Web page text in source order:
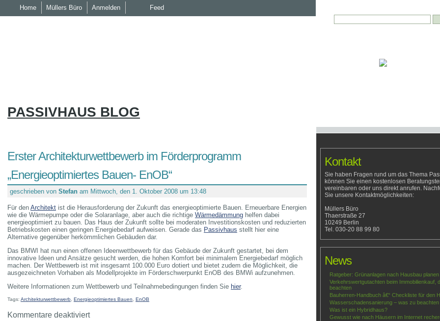
PASSIVHAUS BLOG
Erster Architekturwettbewerb im Förderprogramm
„Energieoptimiertes Bauen- EnOB“
geschrieben von Stefan am Mittwoch, den 1. Oktober 2008 um 13:48
Für den Architekt ist die Herausforderung der Zukunft das energieoptimierte Bauen. Erneuerbare Energien
wie die Wärmepumpe oder die Solaranlage, aber auch die richtige Wärmedämmung helfen dabei
energieoptimiert zu bauen. Das Haus der Zukunft sollte bei moderaten Investitionskosten und reduzierten
Betriebskosten einen geringen Energiebedarf aufweisen. Gerade das Passivhaus stellt hier eine
Alternative gegenüber herkömmlichen Gebäuden dar.
Das BMWI hat nun einen offenen Ideenwettbewerb für das Gebäude der Zukunft gestartet, bei dem
innovative Ideen und Ansätze gesucht werden, die hohen Komfort bei minimalem Energiebedarf möglich
machen. Der Wettbewerb ist mit insgesamt 100.000 Euro dotiert und bietet zudem die Möglichkeit, die
ausgezeichneten Vorhaben als Modellprojekte im Förderschwerpunkt EnOB des BMWi aufzunehmen.
Weitere Informationen zum Wettbewerb und Teilnahmebedingungen finden Sie hier.
Tags: Architekturwettbewerb Energieoptimiertes Bauen EnOB
Kommentare deaktiviertfür
Home Müllers Büro Anmelden Feed
Kontakt
Sie haben Fragen rund um das Thema
können Sie einen kostenlosen
vereinbaren oder uns direkt anrufen.
Sie unsere Kontaktmöglichkeiten:
Müllers Büro
Thaerstraße 27
10249 Berlin
Tel. 030-20 88 99 80
News
Ratgeber: Grünanlagen nach Hausbau
Verkehrswertgutachten beim Immobilienkauf,
beachten
Bauherren-Handbuch â€“ Checkliste für den
Wasserschadensanierung – was zu beachten
Was ist ein Hybridhaus?
Gewusst wie nach Häusern im Internet